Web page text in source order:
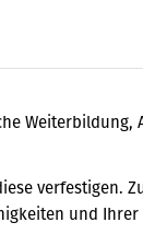
Weiterbildung,
verfestigen.
und Ihrer